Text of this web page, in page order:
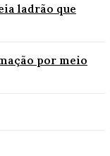
ladrão que
por meio